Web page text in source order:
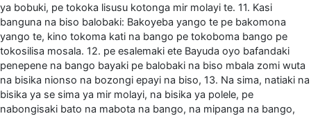
ya bobuki, pe tokoka lisusu kotonga mir molayi te. 11. Kasi
banguna na biso balobaki: Bakoyeba yango te pe bakomona
yango te, kino tokoma kati na bango pe tokoboma bango pe
tokosilisa mosala. 12. pe esalemaki ete Bayuda oyo bafandaki
penepene na bango bayaki pe balobaki na biso mbala zomi wuta
na bisika nionso na bozongi epayi na biso, 13. Na sima, natiaki na
bisika ya se sima ya mir molayi, na bisika ya polele, pe
nabongisaki bato na mabota na bango, na mipanga na bango,